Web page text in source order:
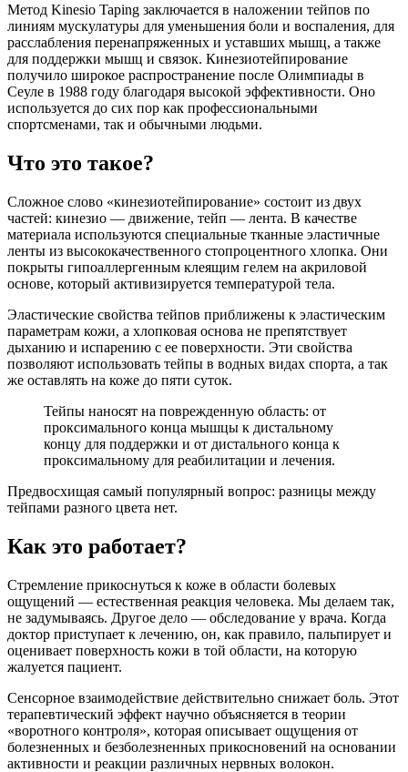
Метод Kinesio Taping заключается в наложении тейпов по
линиям мускулатуры для уменьшения боли и воспаления, для
расслабления перенапряженных и уставших мышц, а также
для поддержки мышц и связок. Кинезиотейпирование
получило широкое распространение после Олимпиады в
Сеуле в 1988 году благодаря высокой эффективности. Оно
используется до сих пор как профессиональными
спортсменами, так и обычными людьми.
Что это такое?
Сложное слово «кинезиотейпирование» состоит из двух
частей: кинезио — движение, тейп — лента. В качестве
материала используются специальные тканные эластичные
ленты из высококачественного стопроцентного хлопка. Они
покрыты гипоаллергенным клеящим гелем на акриловой
основе, который активизируется температурой тела.
Эластические свойства тейпов приближены к эластическим
параметрам кожи, а хлопковая основа не препятствует
дыханию и испарению с ее поверхности. Эти свойства
позволяют использовать тейпы в водных видах спорта, а так
же оставлять на коже до пяти суток.
Тейпы наносят на поврежденную область: от
проксимального конца мышцы к дистальному
концу для поддержки и от дистального конца к
проксимальному для реабилитации и лечения.
Предвосхищая самый популярный вопрос: разницы между
тейпами разного цвета нет.
Как это работает?
Стремление прикоснуться к коже в области болевых
ощущений — естественная реакция человека. Мы делаем так,
не задумываясь. Другое дело — обследование у врача. Когда
доктор приступает к лечению, он, как правило, пальпирует и
оценивает поверхность кожи в той области, на которую
жалуется пациент.
Сенсорное взаимодействие действительно снижает боль. Этот
терапевтический эффект научно объясняется в теории
«воротного контроля», которая описывает ощущения от
болезненных и безболезненных прикосновений на основании
активности и реакции различных нервных волокон.